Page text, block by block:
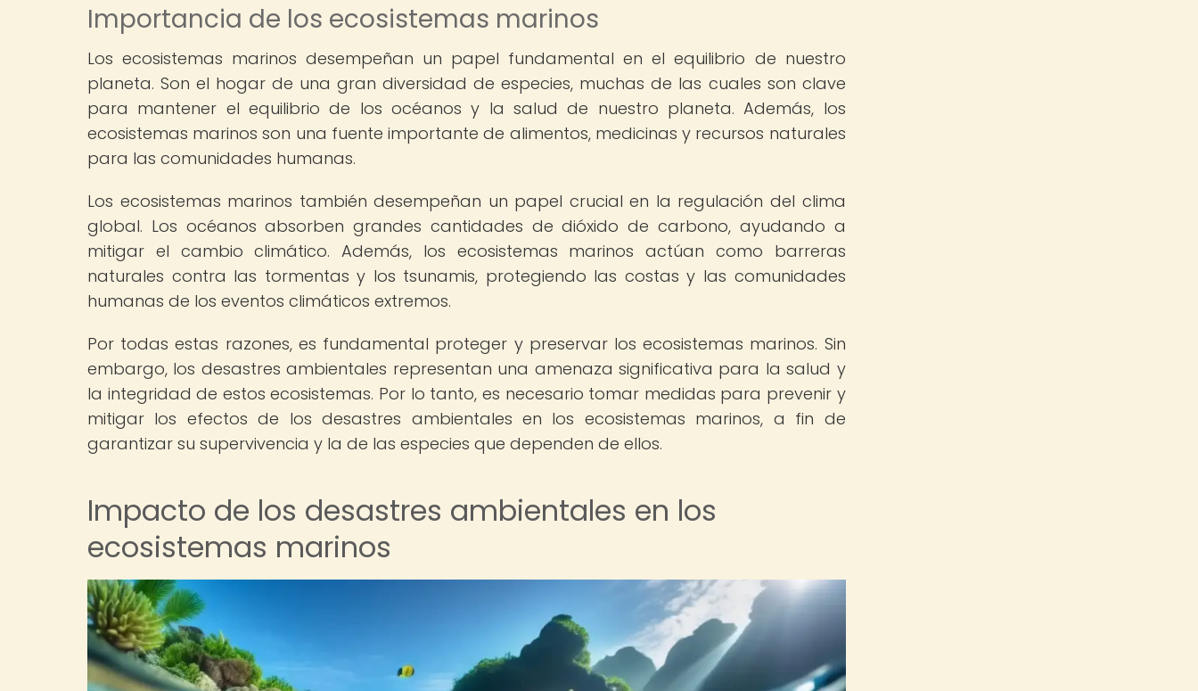
Importancia de los ecosistemas marinos
Los ecosistemas marinos desempeñan un papel fundamental en el equilibrio de nuestro
planeta. Son el hogar de una gran diversidad de especies, muchas de las cuales son clave
para mantener el equilibrio de los océanos y la salud de nuestro planeta. Además, los
ecosistemas marinos son una fuente importante de alimentos, medicinas y recursos naturales
para las comunidades humanas.
Los ecosistemas marinos también desempeñan un papel crucial en la regulación del clima
global. Los océanos absorben grandes cantidades de dióxido de carbono, ayudando a
mitigar el cambio climático. Además, los ecosistemas marinos actúan como barreras
naturales contra las tormentas y los tsunamis, protegiendo las costas y las comunidades
humanas de los eventos climáticos extremos.
Por todas estas razones, es fundamental proteger y preservar los ecosistemas marinos. Sin
embargo, los desastres ambientales representan una amenaza significativa para la salud y
la integridad de estos ecosistemas. Por lo tanto, es necesario tomar medidas para prevenir y
mitigar los efectos de los desastres ambientales en los ecosistemas marinos, a fin de
garantizar su supervivencia y la de las especies que dependen de ellos.
Impacto de los desastres ambientales en los
ecosistemas marinos